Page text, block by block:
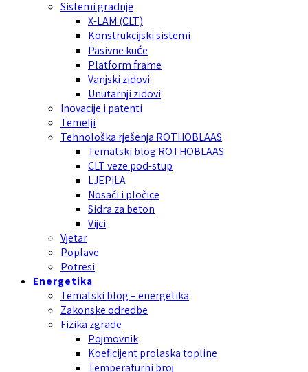
Sistemi gradnje
X-LAM (CLT)
Konstrukcijski sistemi
Pasivne kuće
Platform frame
Vanjski zidovi
Unutarnji zidovi
Inovacije i patenti
Temelji
Tehnološka rješenja ROTHOBLAAS
Tematski blog ROTHOBLAAS
CLT veze pod-stup
LJEPILA
Nosači i pločice
Sidra za beton
Vijci
Vjetar
Poplave
Potresi
Energetika
Tematski blog – energetika
Zakonske odredbe
Fizika zgrade
Pojmovnik
Koeficijent prolaska topline
Temperaturni broj